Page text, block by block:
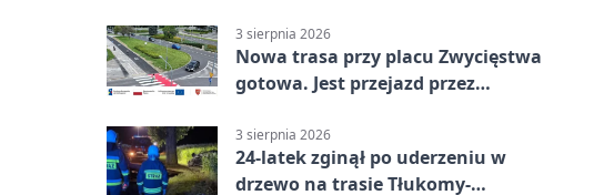
3 sierpnia 2026
Nowa trasa przy placu Zwycięstwa
gotowa. Jest przejazd przez
3 sierpnia 2026
24-latek zginął po uderzeniu w
drzewo na trasie Tłukomy-